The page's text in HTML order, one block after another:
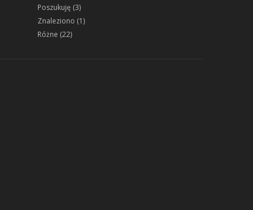
Poszukuję (3)
Znaleziono (1)
Różne (22)